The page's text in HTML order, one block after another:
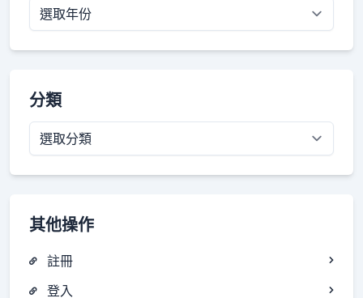
分類
分
類
其他操作
註冊
登入